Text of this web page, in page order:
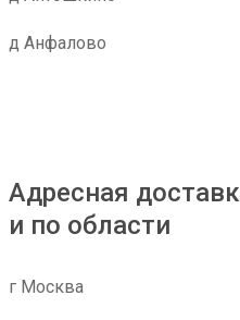
д Анфалово
Адресная
и по области
г Москва